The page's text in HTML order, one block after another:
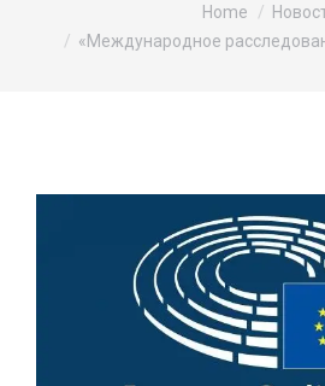
Home
«Международное